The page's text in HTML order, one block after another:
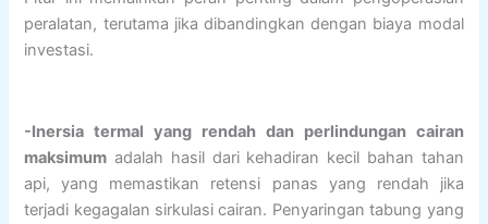
peralatan, terutama jika dibandingkan dengan biaya modal
investasi.
-Inersia termal yang rendah dan perlindungan cairan
maksimum adalah hasil dari kehadiran kecil bahan tahan
api, yang memastikan retensi panas yang rendah jika
terjadi kegagalan sirkulasi cairan. Penyaringan tabung yang